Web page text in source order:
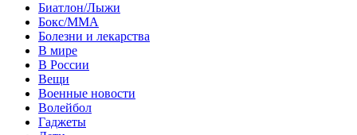
Биатлон/Лыжи
Бокс/MMA
Болезни и лекарства
В мире
В России
Вещи
Военные новости
Волейбол
Гаджеты